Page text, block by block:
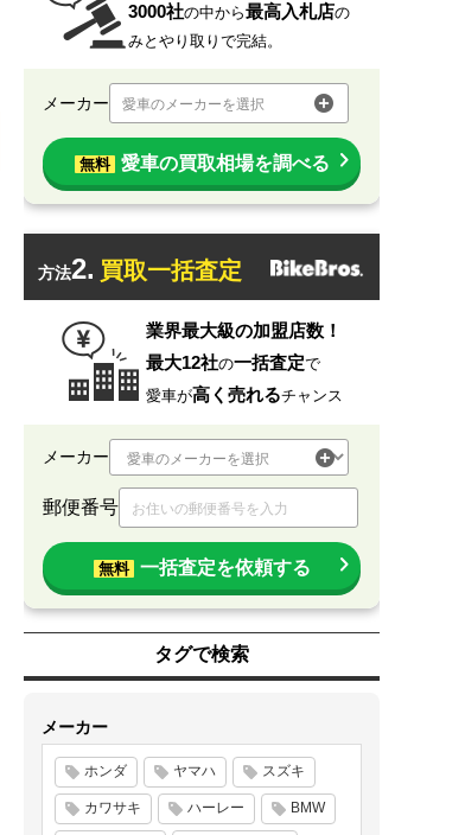
3000社の中から最高入札店の
みとやり取りで完結。
メーカー 愛車のメーカーを選択
無料 愛車の買取相場を調べる
方法2. 買取一括査定
業界最大級の加盟店数！
最大12社の一括査定で
愛車が高く売れるチャンス
メーカー
郵便番号
無料 一括査定を依頼する
タグで検索
メーカー
ホンダ ヤマハ スズキ
カワサキ ハーレー BMW